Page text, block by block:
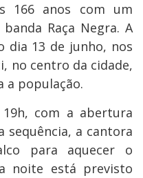
166 anos com um
Raça Negra. A
dia 13 de junho, nos
no centro da cidade,
a população.
com a abertura
sequência, a cantora
para aquecer o
noite está previsto